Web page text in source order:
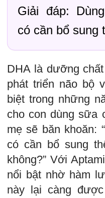
Giải đáp:
có cần bổ sung
DHA là dưỡng
phát triển não bộ
biệt trong những
cho con dùng sữa
mẹ sẽ băn khoăn:
có cần bổ sung
không?” Với
nổi bật nhờ hàm
này lại càng